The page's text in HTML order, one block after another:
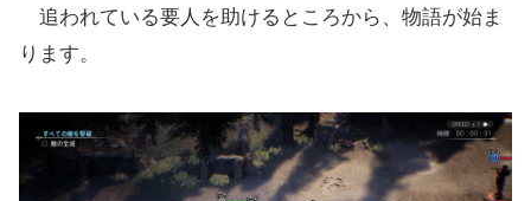
追われている要人を助けるところから、物語が始ま
ります。